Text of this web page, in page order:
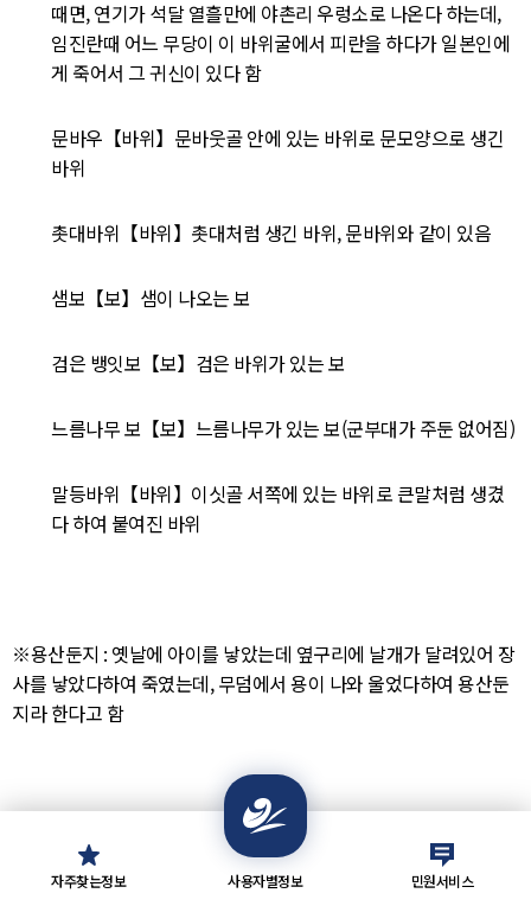
때면, 연기가 석달 열흘만에 야촌리 우렁소로 나온다 하는데,
임진란때 어느 무당이 이 바위굴에서 피란을 하다가 일본인에
게 죽어서 그 귀신이 있다 함
문바우【바위】문바웃골 안에 있는 바위로 문모양으로 생긴
바위
촛대바위【바위】촛대처럼 생긴 바위, 문바위와 같이 있음
샘보【보】샘이 나오는 보
검은 뱅잇보【보】검은 바위가 있는 보
느름나무 보【보】느름나무가 있는 보(군부대가 주둔 없어짐)
말등바위【바위】이싯골 서쪽에 있는 바위로 큰말처럼 생겼
다 하여 붙여진 바위
※용산둔지 : 옛날에 아이를 낳았는데 옆구리에 날개가 달려있어 장
사를 낳았다하여 죽였는데, 무덤에서 용이 나와 울었다하여 용산둔
지라 한다고 함
자주찾는정보 사용자별정보 민원서비스